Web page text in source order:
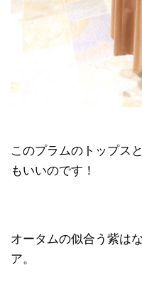
このプラムのトップス
もいいのです！
オータムの似合う紫は
ア。